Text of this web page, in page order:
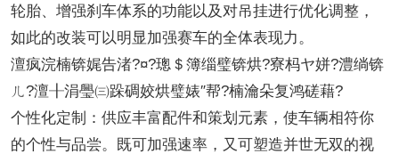
轮胎、增强刹车体系的功能以及对吊挂进行优化调整，
如此的改装可以明显加强赛车的全体表现力。
澶疯浣楠锛娓告渚?¤?璁＄簿缁璧锛烘?寮杩ヤ姘?澧绱锛
ㄦ?澶╂涓璺㈢跺碉姣烘璧婊″帮?楠瀹朵复鸿磋藉?
个性化定制：供应丰富配件和策划元素，使车辆相符你
的个性与品尝。既可加强速率，又可塑造并世无双的视